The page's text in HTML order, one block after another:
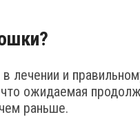
лечении и
ожидаемая
раньше.